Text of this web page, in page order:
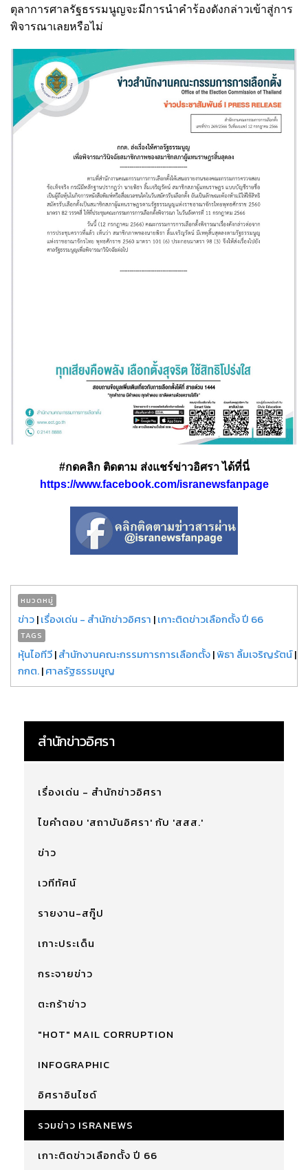
ตุลาการศาลรัฐธรรมนูญจะมีการนำคำร้องดังกล่าวเข้าสู่การ
พิจารณาเลยหรือไม่
#กดคลิก ติดตาม ส่งแชร์ข่าวอิศรา ได้ที่นี่
https://www.facebook.com/isranewsfanpage
หมวดหมู่
ข่าว|เรื่องเด่น - สำนักข่าวอิศรา |เกาะติดข่าวเลือกตั้ง ปี 66
TAGS
หุ้นไอทีวี|สำนักงานคณะกรรมการการเลือกตั้ง|พิธา ลิ้มเจริญรัตน์|
กกต.|ศาลรัฐธรรมนูญ
สำนักข่าวอิศรา
เรื่องเด่น - สำนักข่าวอิศรา
ไขคำตอบ 'สถาบันอิศรา' กับ 'สสส.'
ข่าว
เวทีทัศน์
รายงาน-สกู๊ป
เกาะประเด็น
กระจายข่าว
ตะกร้าข่าว
"HOT" MAIL CORRUPTION
INFOGRAPHIC
อิศราอินไซด์
รวมข่าว ISRANEWS
เกาะติดข่าวเลือกตั้ง ปี 66